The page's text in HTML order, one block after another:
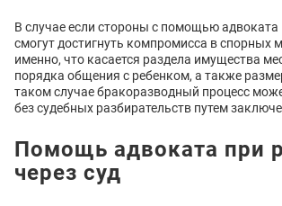
В случае если стороны с помощью
смогут достигнуть компромисса в спорных
именно, что касается раздела имущества
порядка общения с ребенком, а также
таком случае бракоразводный процесс
без судебных разбирательств путем
Помощь адвоката при
через суд